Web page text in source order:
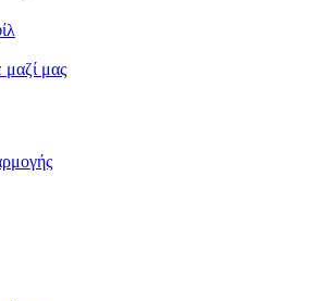
μαζί μας